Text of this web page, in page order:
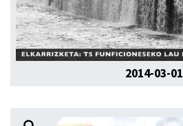
2014-03-01